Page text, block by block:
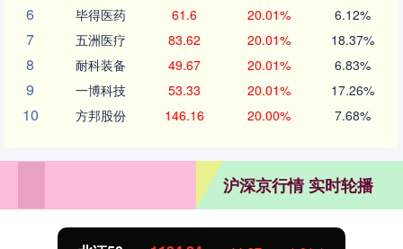
6 毕得医药 61.6 20.01% 6.12%
7 五洲医疗 83.62 20.01% 18.37%
8 耐科装备 49.67 20.01% 6.83%
9 一博科技 53.33 20.01% 17.26%
10 方邦股份 146.16 20.00% 7.68%
沪深京行情 实时轮播